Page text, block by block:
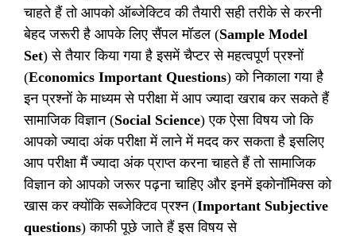
चाहते हैं तो आपको ऑब्जेक्टिव की तैयारी सही तरीके से करनी
बेहद जरूरी है आपके लिए सैंपल मॉडल (Sample Model
Set) से तैयार किया गया है इसमें चैप्टर से महत्वपूर्ण प्रश्नों
(Economics Important Questions) को निकाला गया है
इन प्रश्नों के माध्यम से परीक्षा में आप ज्यादा खराब कर सकते हैं
सामाजिक विज्ञान (Social Science) एक ऐसा विषय जो कि
आपको ज्यादा अंक परीक्षा में लाने में मदद कर सकता है इसलिए
आप परीक्षा मैं ज्यादा अंक प्राप्त करना चाहते हैं तो सामाजिक
विज्ञान को आपको जरूर पढ़ना चाहिए और इनमें इकोनॉमिक्स को
खास कर क्योंकि सब्जेक्टिव प्रश्न (Important Subjective
questions) काफी पूछे जाते हैं इस विषय से